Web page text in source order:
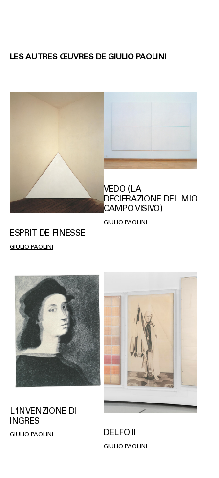
LES AUTRES ŒUVRES DE GIULIO PAOLINI
ESPRIT DE FINESSE
GIULIO PAOLINI
VEDO (LA
DECIFRAZIONE DEL MIO
CAMPO VISIVO)
GIULIO PAOLINI
L'INVENZIONE DI
INGRES
GIULIO PAOLINI DELFO II
GIULIO PAOLINI